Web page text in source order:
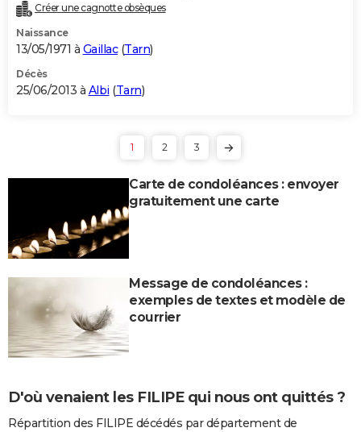
Créer une cagnotte obsèques
Naissance
13/05/1971 à Gaillac(Tarn)
Décès
25/06/2013 à Albi (Tarn)
1 2 3
Carte de condoléances : envoyer
gratuitement une carte
Message de condoléances :
exemples de textes et modèle de
courrier
D'où venaient les FILIPE qui nous ont quittés ?
Répartition des FILIPE décédés par département de